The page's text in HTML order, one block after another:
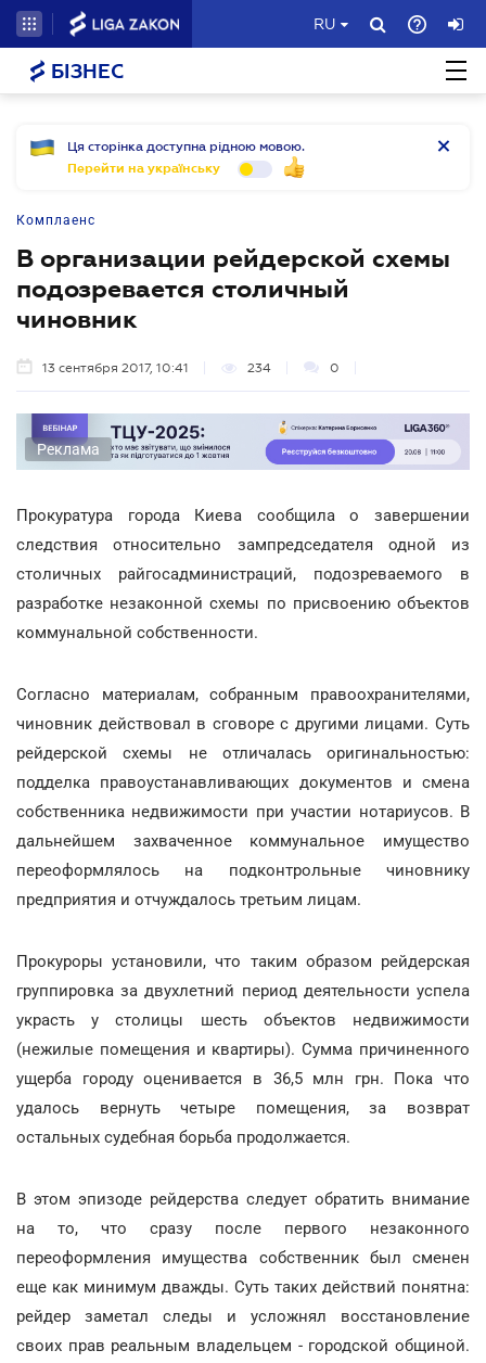
RU
БІЗНЕС
Ця сторінка доступна рідною мовою.
Перейти на українську
Комплаенс
В организации рейдерской схемы
подозревается столичный
чиновник
13 сентября 2017, 10:41 234 0
Реклама
Прокуратура города Киева сообщила о завершении
следствия относительно зампредседателя одной из
столичных райгосадминистраций, подозреваемого в
разработке незаконной схемы по присвоению объектов
коммунальной собственности.
Согласно материалам, собранным правоохранителями,
чиновник действовал в сговоре с другими лицами. Суть
рейдерской схемы не отличалась оригинальностью:
подделка правоустанавливающих документов и смена
собственника недвижимости при участии нотариусов. В
дальнейшем захваченное коммунальное имущество
переоформлялось на подконтрольные чиновнику
предприятия и отчуждалось третьим лицам.
Прокуроры установили, что таким образом рейдерская
группировка за двухлетний период деятельности успела
украсть у столицы шесть объектов недвижимости
(нежилые помещения и квартиры). Сумма причиненного
ущерба городу оценивается в 36,5 млн грн. Пока что
удалось вернуть четыре помещения, за возврат
остальных судебная борьба продолжается.
В этом эпизоде рейдерства следует обратить внимание
на то, что сразу после первого незаконного
переоформления имущества собственник был сменен
еще как минимум дважды. Суть таких действий понятна:
рейдер заметал следы и усложнял восстановление
своих прав реальным владельцем - городской общиной.